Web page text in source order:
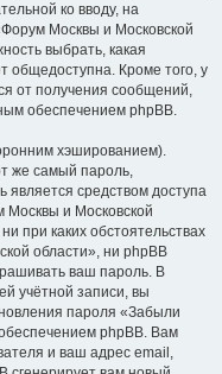
ко вводу, на
Москвы и Московской
выбрать, какая
общедоступна. Кроме того, у
от получения сообщений,
обеспечением phpBB.
хэшированием).
же самый пароль,
является средством доступа
Москвы и Московской
при каких обстоятельствах
области», ни phpBB
ваш пароль. В
учётной записи, вы
пароля «Забыли
phpBB. Вам
и ваш адрес email,